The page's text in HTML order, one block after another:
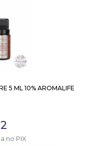
5 ML 10% AROMALIFE
no PIX